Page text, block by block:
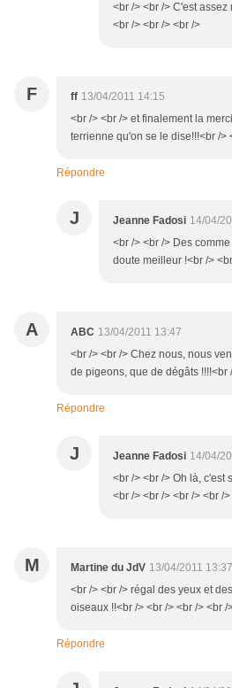
<br /> <br /> C'est
<br /> <br /> <br />
F ff 13/04/2011 14:15
<br /> <br /> et finalement la
terrienne qu'on se le dise!!!<br />
Répondre
J Jeanne Fadosi 14/04/
<br /> <br /> Des
doute meilleur !<br />
A ABC 13/04/2011 13:47
<br /> <br /> Chez nous, nous
de pigeons, que de dégâts !!!!<br
Répondre
J Jeanne Fadosi 14/04/
<br /> <br /> Oh là, c'est
<br /> <br /> <br /> <br />
M Martine du JdV 13/04/2011 13:37
<br /> <br /> régal des yeux et
oiseaux !!<br /> <br /> <br /> <br /
Répondre